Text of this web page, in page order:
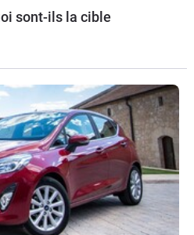
sont-ils la cible